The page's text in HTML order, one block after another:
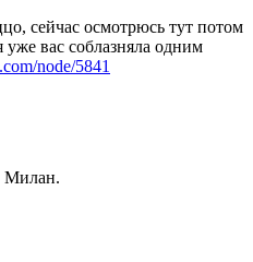
сейчас осмотрюсь тут потом
уже вас соблазняла одним
node/5841
Милан.